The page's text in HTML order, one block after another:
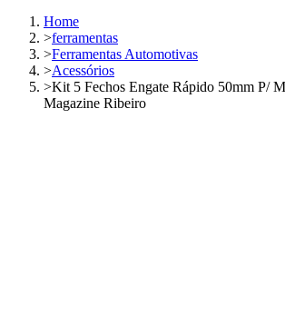
Home
>ferramentas
>Ferramentas Automotivas
>Acessórios
>Kit 5 Fechos Engate Rápido 50mm P/
Magazine Ribeiro